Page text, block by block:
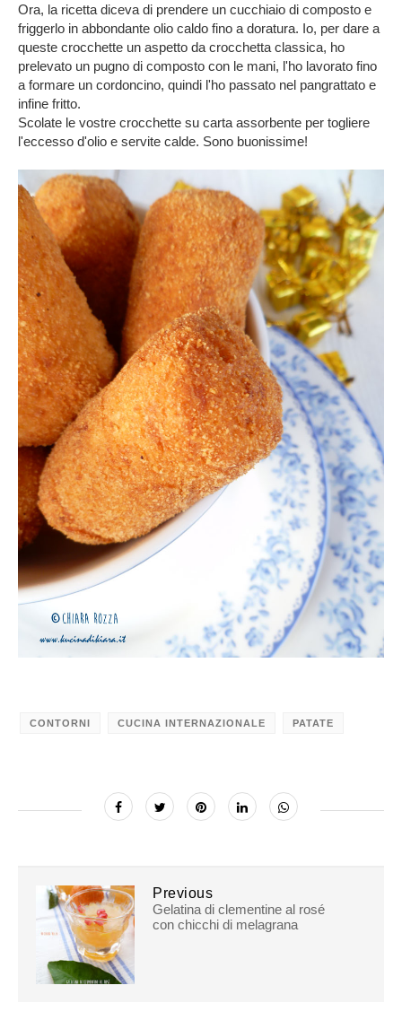
Ora, la ricetta diceva di prendere un cucchiaio di composto e
friggerlo in abbondante olio caldo fino a doratura. Io, per dare a
queste crocchette un aspetto da crocchetta classica, ho
prelevato un pugno di composto con le mani, l'ho lavorato fino
a formare un cordoncino, quindi l'ho passato nel pangrattato e
infine fritto.
Scolate le vostre crocchette su carta assorbente per togliere
l'eccesso d'olio e servite calde. Sono buonissime!
CONTORNI CUCINA INTERNAZIONALE PATATE
Previous
Gelatina di clementine al rosé
con chicchi di melagrana